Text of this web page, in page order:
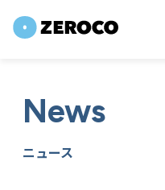
News
ニュース